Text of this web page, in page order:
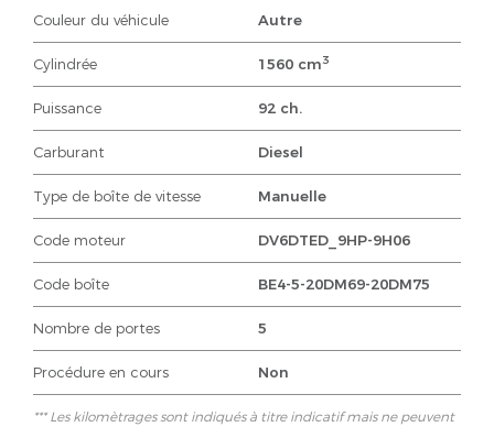
Couleur du véhicule Autre
Cylindrée 1560 cm3
Puissance 92 ch.
Carburant Diesel
Type de boîte de vitesse Manuelle
Code moteur DV6DTED_9HP-9H06
Code boîte BE4-5-20DM69-20DM75
Nombre de portes 5
Procédure en cours Non
*** Les kilomètrages sont indiqués à titre indicatif mais ne peuvent